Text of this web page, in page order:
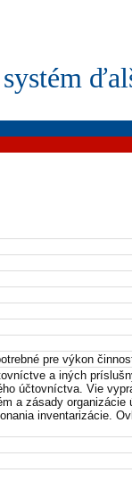
pre výkon
a iných
účtovníctva. Vie
a zásady
inventarizácie.